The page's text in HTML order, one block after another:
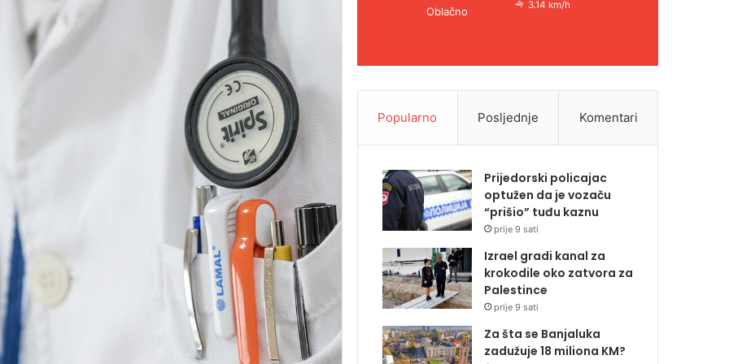
Oblačno
3.14 km/h
Popularno Posljednje Komentari
Prijedorski policajac
optužen da je vozaču
“prišio” tuđu kaznu
prije 9 sati
Izrael gradi kanal za
krokodile oko zatvora za
Palestince
prije 9 sati
Za šta se Banjaluka
zadužuje 18 miliona KM?